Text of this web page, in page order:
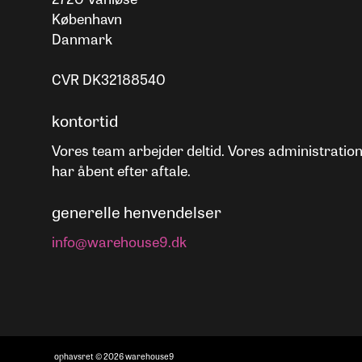
København
Danmark
CVR DK32188540
kontortid
Vores team arbejder deltid. Vores administration
har åbent efter aftale.
generelle henvendelser
info@warehouse9.dk
ophavsret © 2026 warehouse9